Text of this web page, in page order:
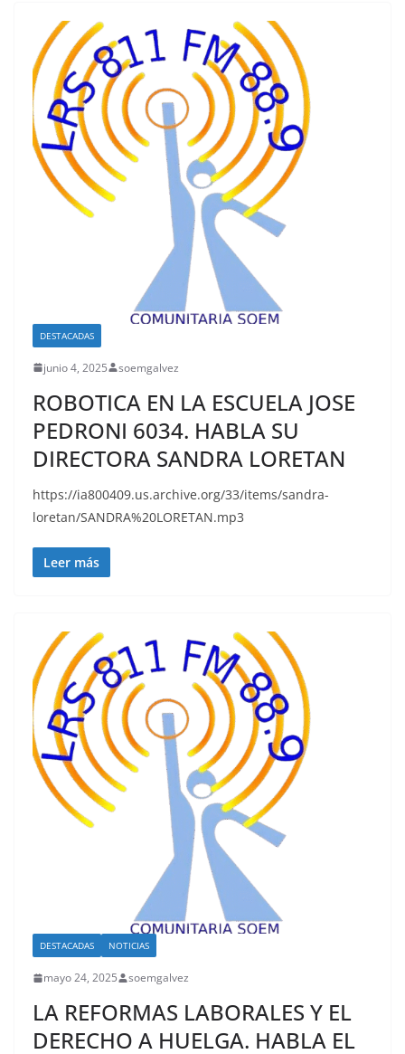
DESTACADAS
junio 4, 2025 soemgalvez
ROBOTICA EN LA ESCUELA JOSE
PEDRONI 6034. HABLA SU
DIRECTORA SANDRA LORETAN
https://ia800409.us.archive.org/33/items/sandra-
loretan/SANDRA%20LORETAN.mp3
Leer más
DESTACADAS NOTICIAS
mayo 24, 2025 soemgalvez
LA REFORMAS LABORALES Y EL
DERECHO A HUELGA. HABLA EL